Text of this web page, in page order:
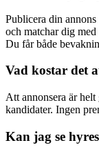
Publicera din
och matchar dig
Du får både
Vad kostar det
Att annonsera är
kandidater. Ingen
Kan jag se